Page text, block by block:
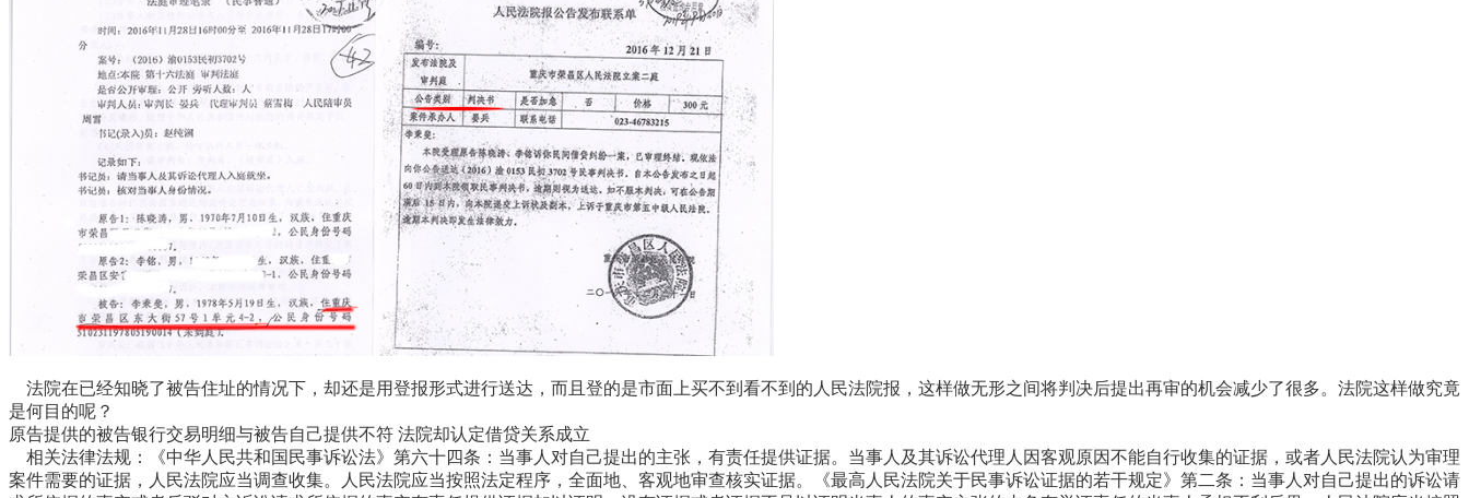
法院在已经知晓了被告住址的情况下，却还是用登报形式进行送达，而且登的是市面上买不到看不到的人民法院报，这样做无形之间将判决后提出再审的机会减少了很多。法院这样做究竟
是何目的呢？
原告提供的被告银行交易明细与被告自己提供不符 法院却认定借贷关系成立
相关法律法规：《中华人民共和国民事诉讼法》第六十四条：当事人对自己提出的主张，有责任提供证据。当事人及其诉讼代理人因客观原因不能自行收集的证据，或者人民法院认为审理
案件需要的证据，人民法院应当调查收集。人民法院应当按照法定程序，全面地、客观地审查核实证据。《最高人民法院关于民事诉讼证据的若干规定》第二条：当事人对自己提出的诉讼请